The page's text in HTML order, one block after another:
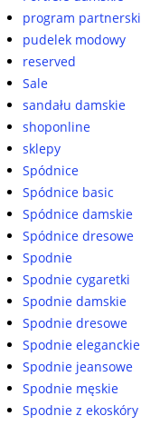
program partnerski
pudelek modowy
reserved
Sale
sandału damskie
shoponline
sklepy
Spódnice
Spódnice basic
Spódnice damskie
Spódnice dresowe
Spodnie
Spodnie cygaretki
Spodnie damskie
Spodnie dresowe
Spodnie eleganckie
Spodnie jeansowe
Spodnie męskie
Spodnie z ekoskóry